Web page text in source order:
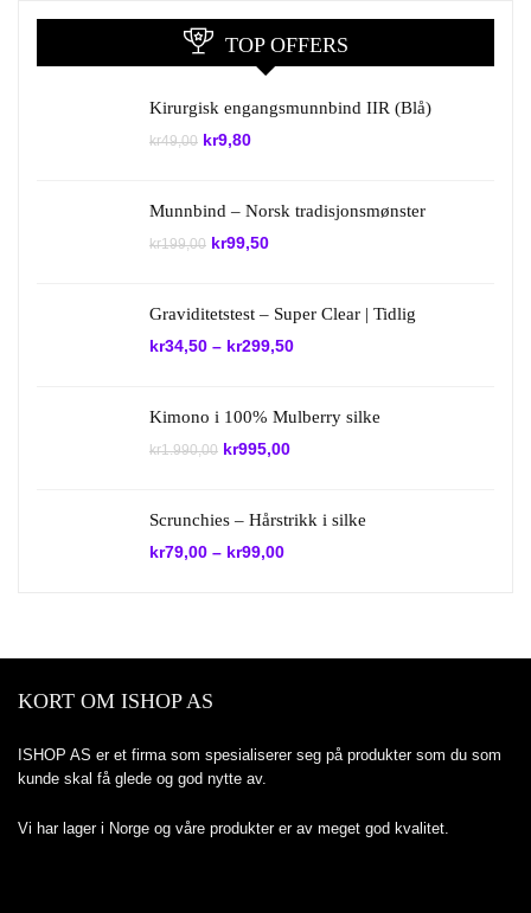
TOP OFFERS
Kirurgisk engangsmunnbind IIR (Blå)
kr49,00 Opprinnelig
kr9,80Nåværende
Munnbind – Norsk tradisjonsmønster
kr199,00 Opprinnelig
kr99,50Nåværende
Graviditetstest – Super Clear | Tidlig
kr34,50 – kr299,50
Kimono i 100% Mulberry silke
kr1.990,00 Opprinnelig
kr995,00Nåværende
Scrunchies – Hårstrikk i silke
kr79,00 – kr99,00
KORT OM ISHOP AS
ISHOP AS er et firma som spesialiserer seg på produkter som du som
kunde skal få glede og god nytte av.
Vi har lager i Norge og våre produkter er av meget god kvalitet.